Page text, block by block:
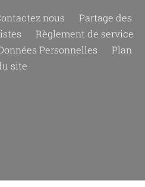
nous
Partage des
Règlement de service
Personnelles
Plan
site